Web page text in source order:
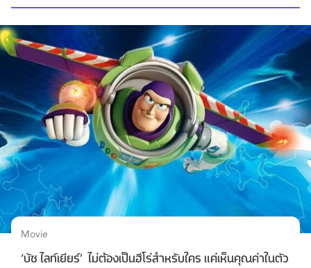
Movie
‘บัซ ไลท์เยียร์’ ไม่ต้องเป็นฮีโร่สำหรับใคร แค่เห็นคุณค่าในตัว